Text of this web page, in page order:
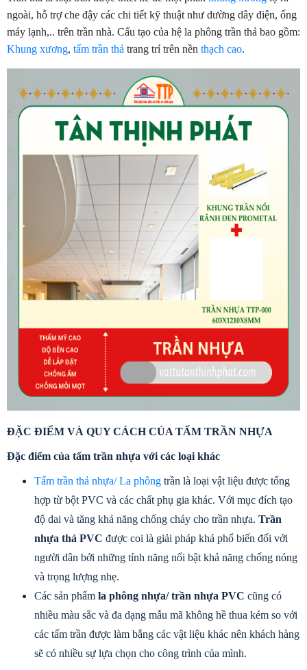
ngoài, hỗ trợ che đậy các chi tiết kỹ thuật như dường dây điện, ống
máy lạnh,.. trên trần nhà. Cấu tạo của hệ la phông trần thả bao gồm:
Khung xương, tấm trần thả trang trí trên nền thạch cao.
ĐẶC ĐIỂM VÀ QUY CÁCH CỦA TẤM TRẦN NHỰA
Đặc điểm của tấm trần nhựa với các loại khác
Tấm trần thả nhựa/ La phông trần là loại vật liệu được tổng
hợp từ bột PVC và các chất phụ gia khác. Với mục đích tạo
độ dai và tăng khả năng chống cháy cho trần nhựa. Trần
nhựa thả PVC được coi là giải pháp khá phổ biến đối với
người dân bởi những tính năng nổi bật khả năng chống nóng
và trọng lượng nhẹ.
Các sản phẩm la phông nhựa/ trần nhựa PVC cũng có
nhiều màu sắc và đa dạng mẫu mã không hề thua kém so với
các tấm trần được làm bằng các vật liệu khác nên khách hàng
sẽ có nhiều sự lựa chọn cho công trình của mình.